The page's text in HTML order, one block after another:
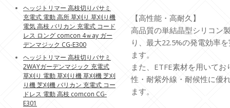
【高性能・高耐久】
高品質の単結晶型シリコン
り、最大22.5%の発電効率
ます。
また、ETFE素材を用いて
性・耐紫外線・耐候性に優
ます。
ヘッジトリマー 高枝切りバサミ
充電式 電動 高所 草刈り 草刈り機
電気 高枝 バリカン 充電式 コード
レス ロング comcon 4ｗay ガー
デンマジック CG-E300
ヘッジトリマー 高枝切りバサミ
2WAYガーデンマジック 充電式
草刈り 電動 草刈り機 草刈機 芝刈
り機 芝刈機 バリカン 充電式 コー
ドレス 電動 高枝 comcon CG-
E301